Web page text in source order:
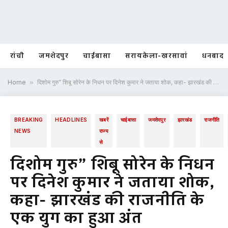
रांची जमशेदपुर चाईबासा सरायकेला-खरसावां धनबाद
Home » दिशोम गुरु” शिबू सोरेन के निधन पर दिनेश कुमार ने जताया शोक, कहा- झारखंड की राजनीति के एक युग का हुआ अंत
BREAKING
NEWS
HEADLINES
खबरें
राज्य
से
चाईबासा जमशेदपुर झारखंड राजनीति
दिशोम गुरु” शिबू सोरेन के निधन
पर दिनेश कुमार ने जताया शोक,
कहा- झारखंड की राजनीति के
एक युग का हुआ अंत